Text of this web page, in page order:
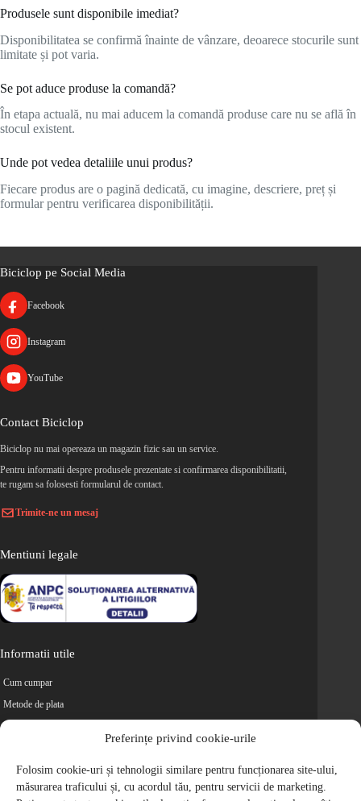
Preferințe privind cookie-urile
Folosim cookie-uri și tehnologii similare pentru funcționarea site-ului,
măsurarea traficului și, cu acordul tău, pentru servicii de marketing.
Produsele sunt disponibile imediat?
Disponibilitatea se confirmă înainte de vânzare, deoarece stocurile sunt
limitate și pot varia.
Se pot aduce produse la comandă?
În etapa actuală, nu mai aducem la comandă produse care nu se află în
stocul existent.
Unde pot vedea detaliile unui produs?
Fiecare produs are o pagină dedicată, cu imagine, descriere, preț și
formular pentru verificarea disponibilității.
Biciclop pe Social Media
Facebook
Instagram
YouTube
Contact Biciclop
Biciclop nu mai opereaza un magazin fizic sau un service.
Pentru informatii despre produsele prezentate si confirmarea disponibilitatii,
te rugam sa folosesti formularul de contact.
Trimite-ne un mesaj
Mentiuni legale
Informatii utile
Cum cumpar
Metode de plata
Retur
Cariere